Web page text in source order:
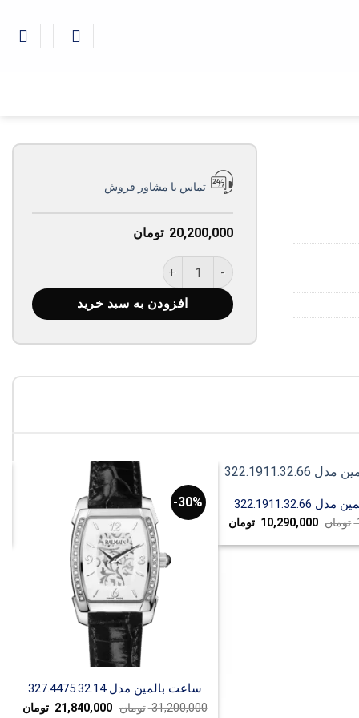
تماس با مشاور فروش
20,200,000 تومان
ساعت بالمین مدل 327.4099.52.84 عدد
افزودن به سبد خرید
تومان قیمت
اصلی:
14,700,000 تومان
10,290,000 تومانقیمت
10,290,000 تومان.
30%-
ساعت بالمین مدل 327.4475.32.14
31,200,000 تومان قیمت
21,840,000 تومان